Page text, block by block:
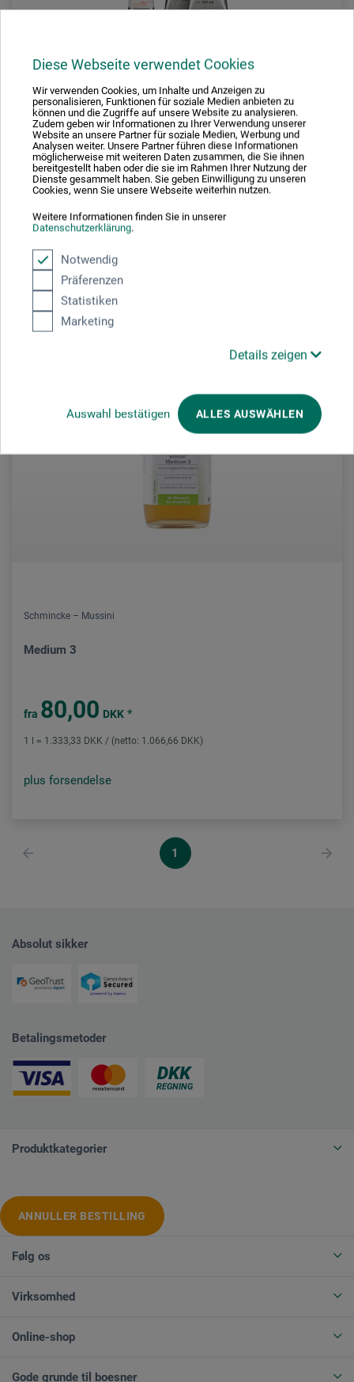
Diese Webseite verwendet Cookies
Wir verwenden Cookies, um Inhalte und Anzeigen zu
personalisieren, Funktionen für soziale Medien anbieten zu
können und die Zugriffe auf unsere Website zu analysieren.
Zudem geben wir Informationen zu Ihrer Verwendung unserer
Website an unsere Partner für soziale Medien, Werbung und
Analysen weiter. Unsere Partner führen diese Informationen
möglicherweise mit weiteren Daten zusammen, die Sie ihnen
bereitgestellt haben oder die sie im Rahmen Ihrer Nutzung der
Dienste gesammelt haben. Sie geben Einwilligung zu unseren
Cookies, wenn Sie unsere Webseite weiterhin nutzen.
Weitere Informationen finden Sie in unserer
Datenschutzerklärung.
Notwendig
Präferenzen
Statistiken
Marketing
Details zeigen
Auswahl bestätigen ALLES AUSWÄHLEN
Schmincke – Mussini
Fineste kunstner-harpiks-oliefarver
fra88,00 DKK *
1 l = 2.514,29 DKK / (netto: 2.011,43 DKK)
plus forsendelse
Schmincke – Mussini
Medium 3
fra 80,00 DKK *
1 l = 1.333,33 DKK / (netto: 1.066,66 DKK)
plus forsendelse
1
Absolut sikker
Betalingsmetoder
Produktkategorier
ANNULLER BESTILLING
Følg os
Virksomhed
Online-shop
Gode grunde til boesner